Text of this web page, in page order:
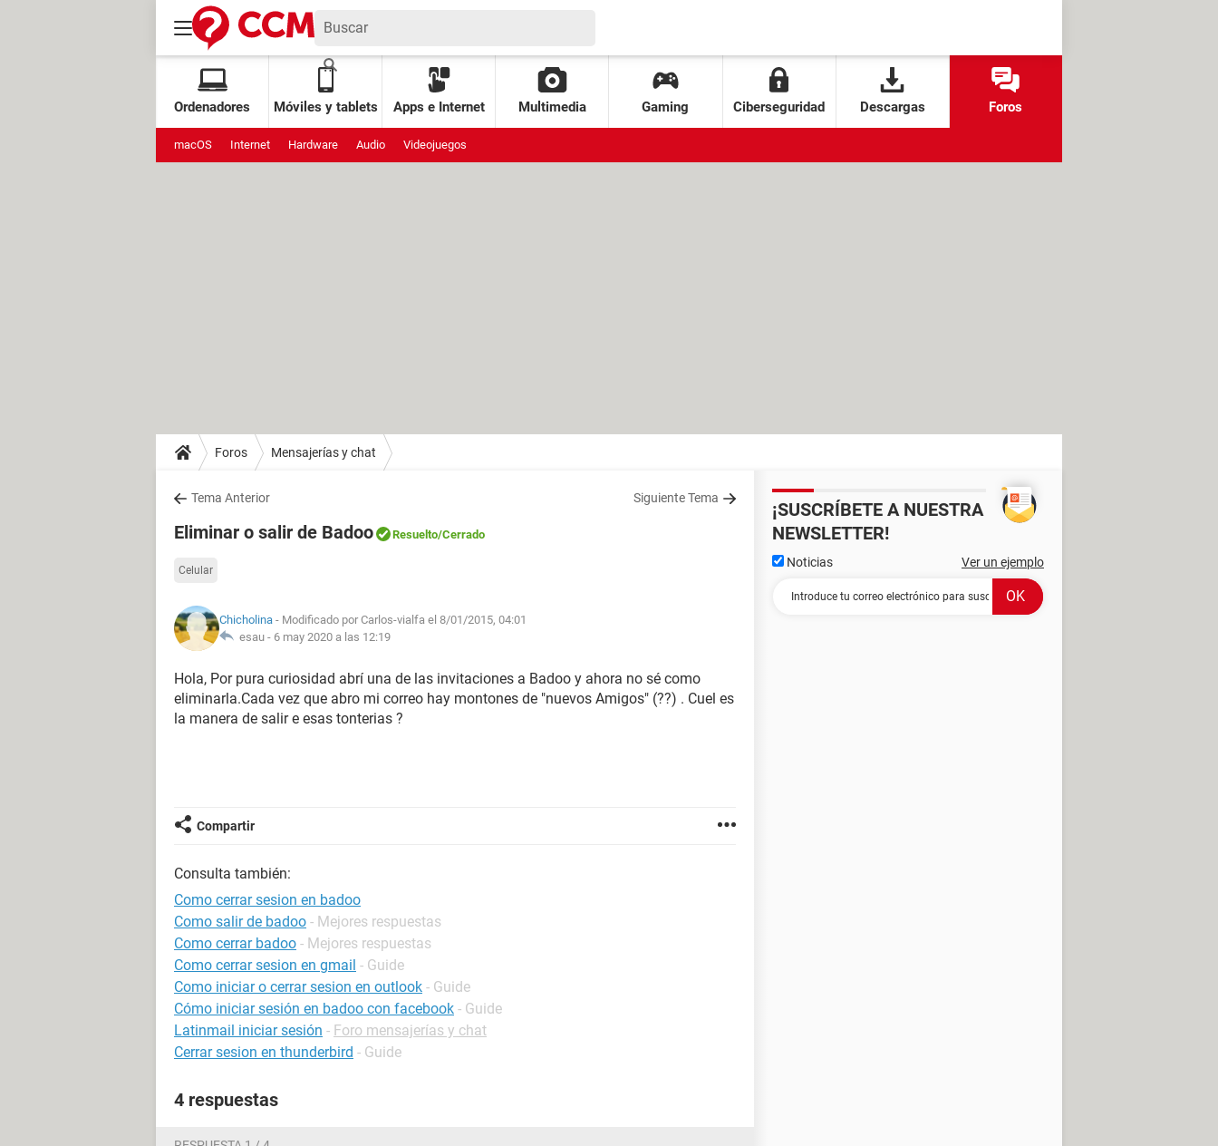
Ordenadores Móviles y tablets Apps e Internet Multimedia Gaming Ciberseguridad Descargas Foros
macOS Internet Hardware Audio Videojuegos
Foros Mensajerías y chat
Tema Anterior Siguiente Tema
Eliminar o salir de Badoo Resuelto/Cerrado
Celular
Chicholina - Modificado por Carlos-vialfa el 8/01/2015, 04:01
esau - 6 may 2020 a las 12:19
Hola, Por pura curiosidad abrí una de las invitaciones a Badoo y ahora no sé como
eliminarla.Cada vez que abro mi correo hay montones de "nuevos Amigos" (??) . Cuel es
la manera de salir e esas tonterias ?
Compartir
Consulta también:
Como cerrar sesion en badoo
Como salir de badoo - Mejores respuestas
Como cerrar badoo - Mejores respuestas
Como cerrar sesion en gmail - Guide
Como iniciar o cerrar sesion en outlook - Guide
Cómo iniciar sesión en badoo con facebook - Guide
Latinmail iniciar sesión - Foro mensajerías y chat
Cerrar sesion en thunderbird - Guide
4 respuestas
¡SUSCRÍBETE A NUESTRA
NEWSLETTER!
Noticias Ver un ejemplo